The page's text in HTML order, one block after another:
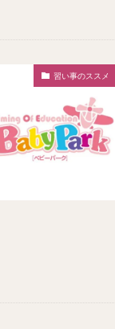
習い事のススメ